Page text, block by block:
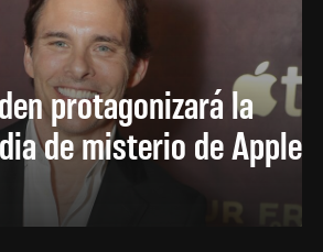
protagonizará la
de misterio de Apple